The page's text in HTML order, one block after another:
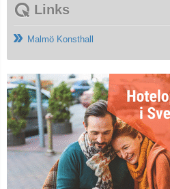
Links
Malmö Konsthall